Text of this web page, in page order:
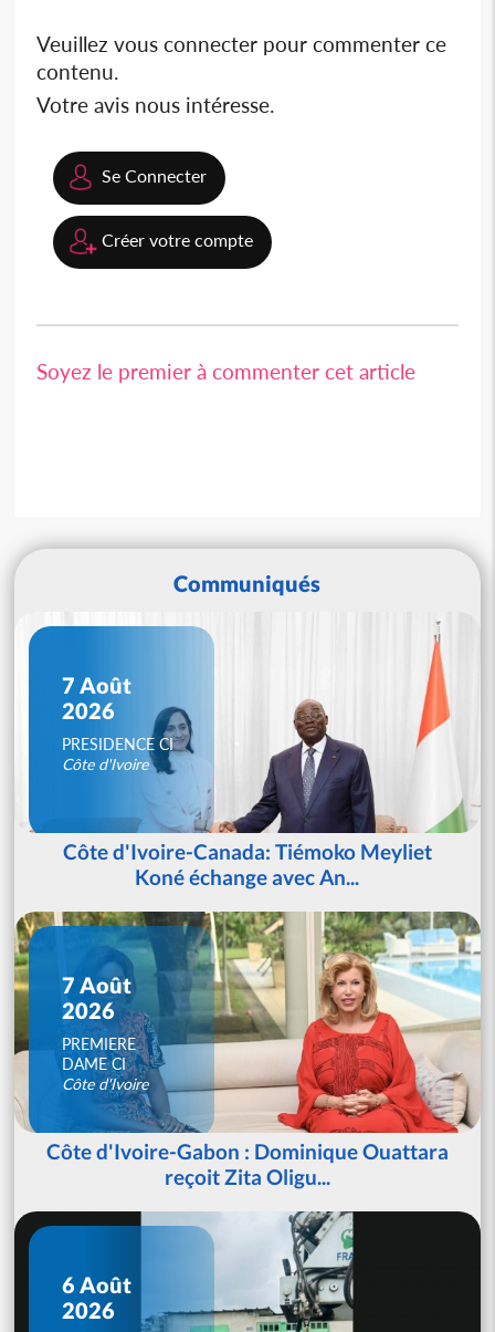
Veuillez vous connecter pour commenter ce
contenu.
Votre avis nous intéresse.
Se Connecter
Créer votre compte
Soyez le premier à commenter cet article
Communiqués
7 Août
2026
PRESIDENCE CI
Côte d'Ivoire
Côte d'Ivoire-Canada: Tiémoko Meyliet
Koné échange avec An...
7 Août
2026
PREMIERE
DAME CI
Côte d'Ivoire
Côte d'Ivoire-Gabon : Dominique Ouattara
reçoit Zita Oligu...
6 Août
2026